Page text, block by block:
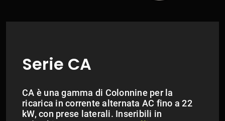
Serie CA
CA è una gamma di Colonnine per la
ricarica in corrente alternata AC fino a 22
kW, con prese laterali. Inseribili in